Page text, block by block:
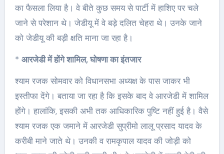
का फैसला लिया है। वे बीते कुछ समय से पार्टी में हाशिए पर चले
जाने से परेशान थे। जेडीयू में वे बड़े दलित चेहरा थे। उनके जाने
को जेडीयू की बड़ी क्षति माना जा रहा है।
* आरजेडी में होंगे शामिल, घोषणा का इंतजार
श्याम रजक सोमवार को विधानसभा अध्यक्ष के पास जाकर भी
इस्‍तीफा देंगे। बताया जा रहा है कि इसके बाद वे आरजेडी में शामिल
होंगे। हालांकि, इसकी अभी तक आधिकारिक पुष्टि नहीं हुई है। वैसे
श्‍याम रजक एक जमाने में आरजेडी सुप्रीमो लालू प्रसाद यादव के
करीबी माने जाते थे। उनकी व रामकृपाल यादव की जोड़ी को